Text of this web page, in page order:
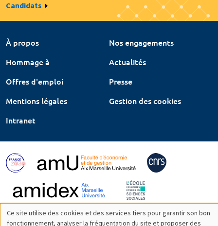
Candidats
À propos
Nos engagements
Hommage à
Actualités
Offres d'emploi
Presse
Mentions légales
Gestion des cookies
Intranet
Ce site utilise des cookies et des services tiers pour garantir son bon
fonctionnement, analyser la fréquentation du site et proposer des